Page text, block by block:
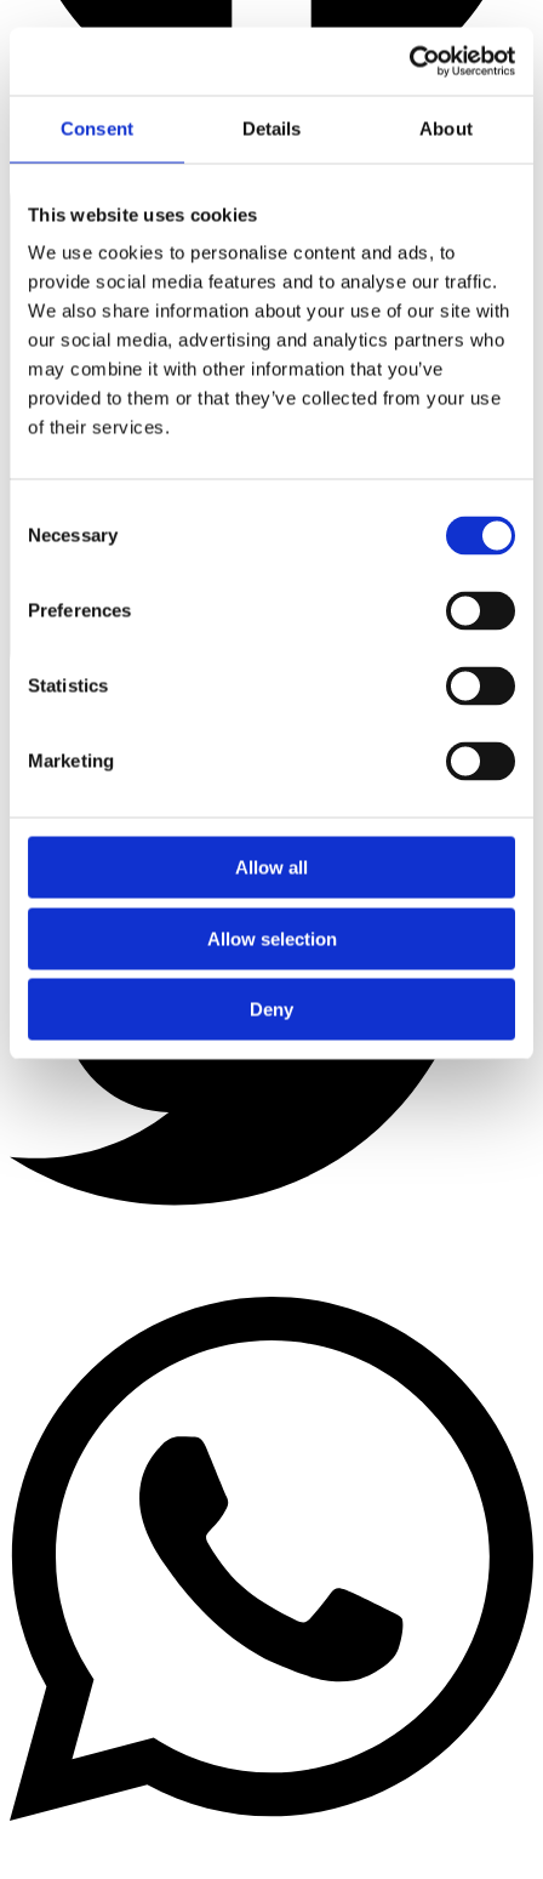
Consent Details About
This website uses cookies
We use cookies to personalise content and ads, to
provide social media features and to analyse our traffic.
We also share information about your use of our site with
our social media, advertising and analytics partners who
may combine it with other information that you’ve
provided to them or that they’ve collected from your use
of their services.
Selection
Necessary
Preferences
Statistics
Marketing
Allow all
Allow selection
Deny